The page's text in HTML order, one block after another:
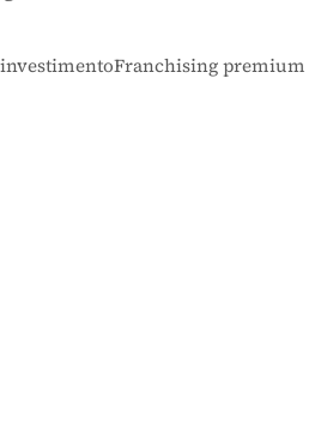
demarca-se de
com a prestação de
da 2% Rede Imobiliária.